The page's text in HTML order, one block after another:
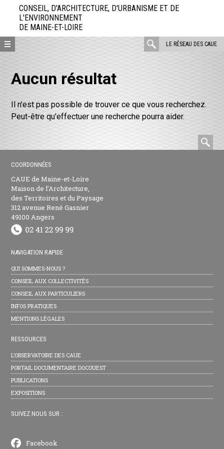
directement
contenu
CONSEIL, D'ARCHITECTURE, D'URBANISME ET DE
L'ENVIRONNEMENT
DE MAINE-ET-LOIRE
LE RÉSEAU DES CAUE
rechercher
Aucun résultat
Il n'est pas possible de trouver ce que vous recherchez.
Peut-être qu'effectuer une recherche pourra aider.
:
COORDONNÉES
CAUE de Maine-et-Loire
Maison de l’Architecture,
des Territoires et du Paysage
312 avenue René Gasnier
49100 Angers
NAVIGATION RAPIDE
QUI SOMMES-NOUS ?
CONSEIL AUX COLLECTIVITÉS
CONSEIL AUX PARTICULIERS
INFOS PRATIQUES
MENTIONS LÉGALES
RESSOURCES
L’OBSERVATOIRE DES CAUE
PORTAIL DOCUMENTAIRE DOCOUEST
PUBLICATIONS
EXPOSITIONS
SUIVEZ NOUS SUR :
Facebook